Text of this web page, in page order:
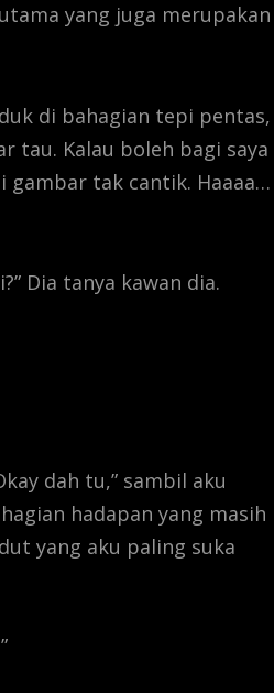
yang juga merupakan
di bahagian tepi pentas,
tau. Kalau boleh bagi saya
gambar tak cantik. Haaaa…
Dia tanya kawan dia.
dah tu,” sambil aku
hadapan yang masih
yang aku paling suka